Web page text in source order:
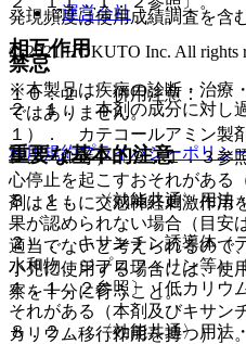
相互作用
１０．２． 併用注意：
１）． カテコールアミン製
レノール等）〔９．１．３参
心停止を起こすおそれがある
剤はともに交感神経刺激作用
２）． キサンチン誘導体（
水和物、ジプロフィリン等）
１．１．２参照〕［低カリウ
それがある（本剤及びキサン
カリウム移行作用を持つ）］。
発現頻度は使用成績調査を含む
禁忌
２．１． 本剤の成分に対し
重要な基本的注意
８．１． 〈効能共通〉用法
果が認められない場合（目安
適当でないと考えられるので
小児に使用する場合には、使
察を十分に行うこと。
８．２． 〈効能共通〉用法
運営会社
© 2021 HOKUTO Inc. All rights
※本製品は疾病の診断・治療
ではありません。
利用規約プライバシーポリシ